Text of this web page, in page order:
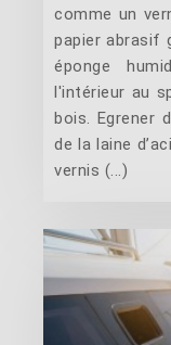
comme un
papier abrasif
éponge
l'intérieur au
bois. Egrener
de la laine
vernis (...)